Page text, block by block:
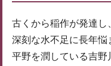
古くから稲作が発達し
深刻な水不足に長年悩
平野を潤している吉野